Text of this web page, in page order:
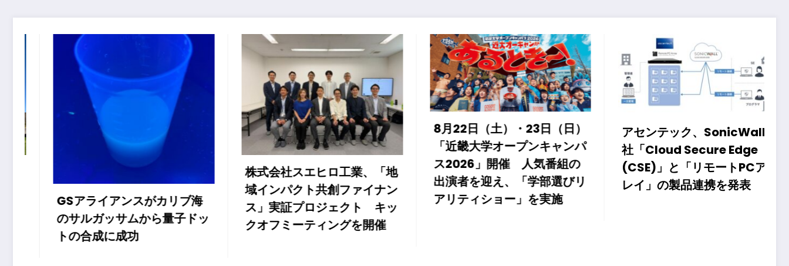
量子ドッ
株式会社スエヒロ工業、「地
域インパクト共創ファイナン
ス」実証プロジェクト キッ
クオフミーティングを開催
8月22日（土）・23日（日）
「近畿大学オープンキャンパ
ス2026」開催 人気番組の
出演者を迎え、「学部選びリ
アリティショー」を実施
アセンテック、SonicWall
社「Cloud Secure Edge
(CSE)」と「リモートPCア
レイ」の製品連携を発表
竹害の解決とアートを
ぐ、地域発のサステナ